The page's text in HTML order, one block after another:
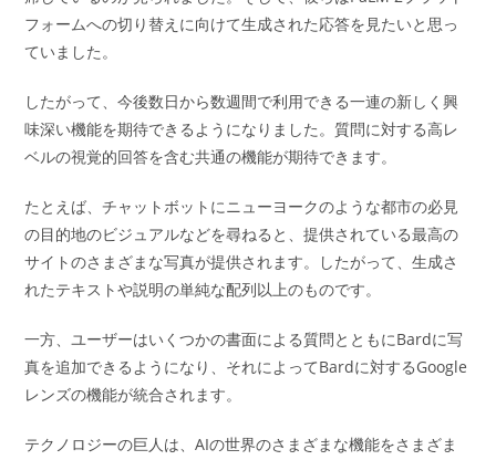
フォームへの切り替えに向けて生成された応答を見たいと思っ
ていました。
したがって、今後数日から数週間で利用できる一連の新しく興
味深い機能を期待できるようになりました。質問に対する高レ
ベルの視覚的回答を含む共通の機能が期待できます。
たとえば、チャットボットにニューヨークのような都市の必見
の目的地のビジュアルなどを尋ねると、提供されている最高の
サイトのさまざまな写真が提供されます。したがって、生成さ
れたテキストや説明の単純な配列以上のものです。
一方、ユーザーはいくつかの書面による質問とともにBardに写
真を追加できるようになり、それによってBardに対するGoogle
レンズの機能が統合されます。
テクノロジーの巨人は、AIの世界のさまざまな機能をさまざま